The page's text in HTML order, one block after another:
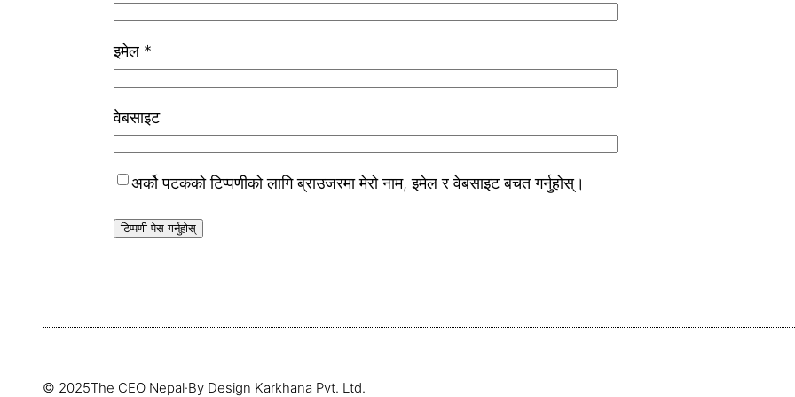
इमेल *
वेबसाइट
अर्को पटकको टिप्पणीको लागि ब्राउजरमा मेरो नाम, इमेल र वेबसाइट बचत गर्नुहोस्।
© 2025The CEO Nepal·By Design Karkhana Pvt. Ltd.